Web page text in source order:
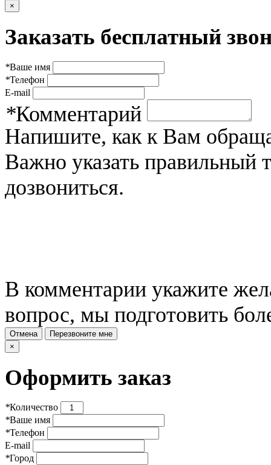
×
Заказать бесплатный
*Ваше имя
*Телефон
E-mail
*Комментарий
Напишите, как к Вам
Важно указать
дозвониться.
В комментарии укажите
вопрос, мы подготовить
Отмена
Перезвоните мне
×
Оформить заказ
*Количество
*Ваше имя
*Телефон
E-mail
*Город